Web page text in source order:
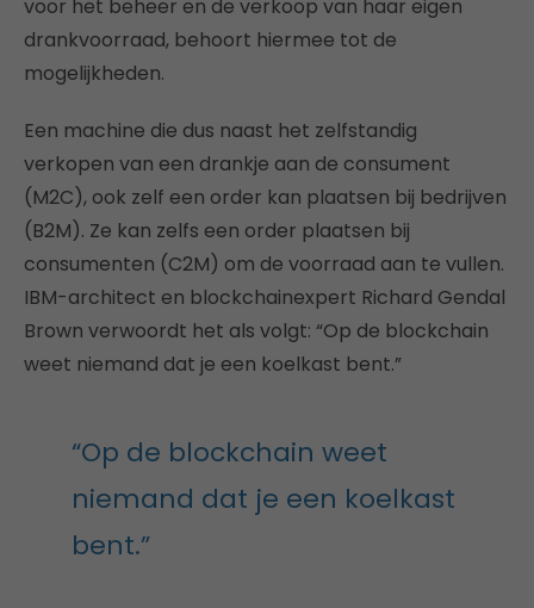
voor het beheer en de verkoop van haar eigen
drankvoorraad, behoort hiermee tot de
mogelijkheden.
Een machine die dus naast het zelfstandig
verkopen van een drankje aan de consument
(M2C), ook zelf een order kan plaatsen bij bedrijven
(B2M). Ze kan zelfs een order plaatsen bij
consumenten (C2M) om de voorraad aan te vullen.
IBM-architect en blockchainexpert Richard Gendal
Brown verwoordt het als volgt: “Op de blockchain
weet niemand dat je een koelkast bent.”
“Op de blockchain weet
niemand dat je een koelkast
bent.”